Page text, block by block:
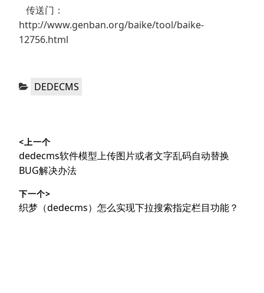
传送门：
http://www.genban.org/baike/tool/baike-
12756.html
分
DEDECMS
章
导
航
<上一个
上
篇
章：
dedecms软件模型上传图片或者文字乱码自动替换
BUG解决办法
下一个>
下
织梦（dedecms）怎么实现下拉搜索指定栏目功能？